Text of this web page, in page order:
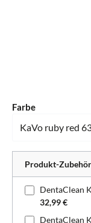
Farbeauswählen
Produkt-
32,99 €